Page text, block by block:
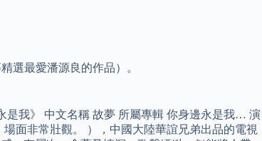
選最愛潘源良的作品）。
我》 中文名稱 故夢 所屬專輯 你身邊永是我… 演
面非常壯觀。 ），中國大陸華誼兄弟出品的電視